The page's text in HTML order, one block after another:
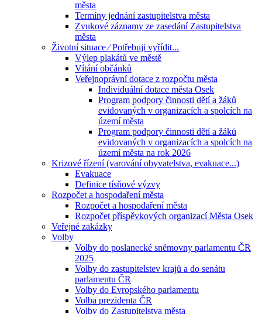
města
Termíny jednání zastupitelstva města
Zvukové záznamy ze zasedání Zastupitelstva
města
Životní situace ⁄ Potřebuji vyřídit...
Výlep plakátů ve městě
Vítání občánků
Veřejnoprávní dotace z rozpočtu města
Individuální dotace města Osek
Program podpory činnosti dětí a žáků
evidovaných v organizacích a spolcích na
území města
Program podpory činnosti dětí a žáků
evidovaných v organizacích a spolcích na
území města na rok 2026
Krizové řízení (varování obyvatelstva, evakuace...)
Evakuace
Definice tísňové výzvy
Rozpočet a hospodaření města
Rozpočet a hospodaření města
Rozpočet příspěvkových organizací Města Osek
Veřejné zakázky
Volby
Volby do poslanecké sněmovny parlamentu ČR
2025
Volby do zastupitelstev krajů a do senátu
parlamentu ČR
Volby do Evropského parlamentu
Volba prezidenta ČR
Volby do Zastupitelstva města